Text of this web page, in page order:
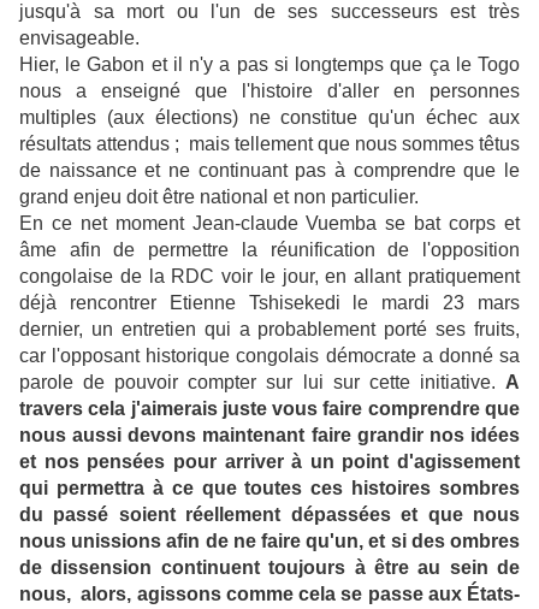
jusqu'à sa mort ou l'un de ses successeurs est très
envisageable.
Hier, le Gabon et il n'y a pas si longtemps que ça le Togo
nous a enseigné que l'histoire d'aller en personnes
multiples (aux élections) ne constitue qu'un échec aux
résultats attendus ; mais tellement que nous sommes têtus
de naissance et ne continuant pas à comprendre que le
grand enjeu doit être national et non particulier.
En ce net moment Jean-claude Vuemba se bat corps et
âme afin de permettre la réunification de l'opposition
congolaise de la RDC voir le jour, en allant pratiquement
déjà rencontrer Etienne Tshisekedi le mardi 23 mars
dernier, un entretien qui a probablement porté ses fruits,
car l'opposant historique congolais démocrate a donné sa
parole de pouvoir compter sur lui sur cette initiative. A
travers cela j'aimerais juste vous faire comprendre que
nous aussi devons maintenant faire grandir nos idées
et nos pensées pour arriver à un point d'agissement
qui permettra à ce que toutes ces histoires sombres
du passé soient réellement dépassées et que nous
nous unissions afin de ne faire qu'un, et si des ombres
de dissension continuent toujours à être au sein de
nous, alors, agissons comme cela se passe aux États-